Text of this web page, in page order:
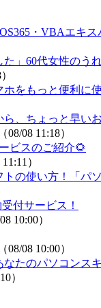
・VBAエキ
た」60代女性のう
をもっと便利に
、ちょっと早い
08 11:18）
ビスのご紹介🌻
）
の使い方！「パ
付サービス！
10:00）
08 10:00）
なたのパソコン
）